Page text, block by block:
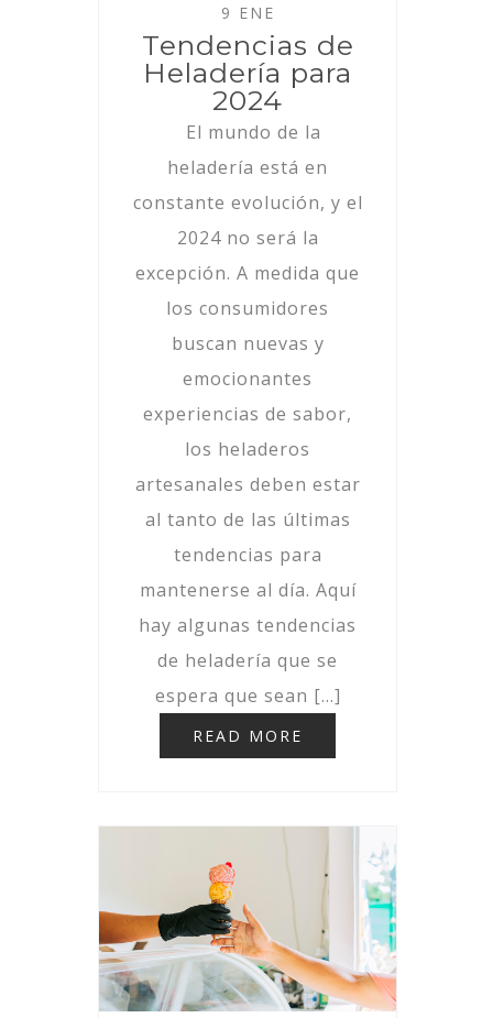
9 ENE
Tendencias de
Heladería para
2024
El mundo de la
heladería está en
constante evolución, y el
2024 no será la
excepción. A medida que
los consumidores
buscan nuevas y
emocionantes
experiencias de sabor,
los heladeros
artesanales deben estar
al tanto de las últimas
tendencias para
mantenerse al día. Aquí
hay algunas tendencias
de heladería que se
espera que sean […]
READ MORE